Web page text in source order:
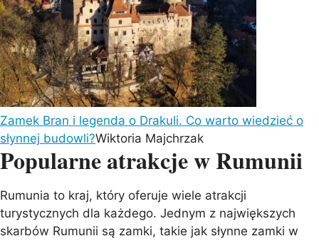
Zamek Bran i legenda o Drakuli. Co warto wiedzieć o
słynnej budowli?Wiktoria Majchrzak
Popularne atrakcje w Rumunii
Rumunia to kraj, który oferuje wiele atrakcji
turystycznych dla każdego. Jednym z największych
skarbów Rumunii są zamki, takie jak słynne zamki w